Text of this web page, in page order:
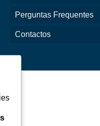
Perguntas Frequentes
Contactos